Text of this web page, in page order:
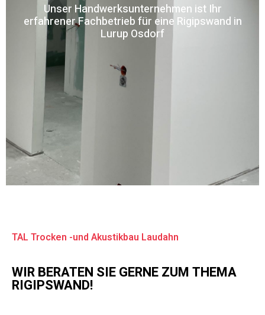
Unser Handwerksunternehmen ist Ihr
erfahrener Fachbetrieb für eine Rigipswand in
Lurup Osdorf
TAL Trocken -und Akustikbau Laudahn
WIR BERATEN SIE GERNE ZUM THEMA
RIGIPSWAND!